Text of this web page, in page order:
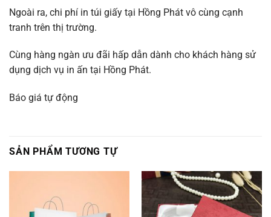
Ngoài ra, chi phí in túi giấy tại Hồng Phát vô cùng cạnh
tranh trên thị trường.
Cùng hàng ngàn ưu đãi hấp dẫn dành cho khách hàng sử
dụng dịch vụ in ấn tại Hồng Phát.
Báo giá tự động
SẢN PHẨM TƯƠNG TỰ